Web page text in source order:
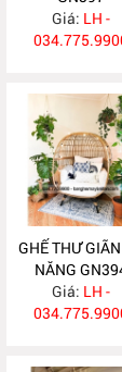
Giá: LH -
GHẾ THƯ
NĂNG
Giá: LH -